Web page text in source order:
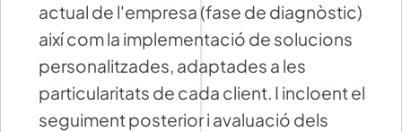
actual de l'empresa (fase de diagnòstic)
així com la implementació de solucions
personalitzades, adaptades a les
particularitats de cada client. I incloent el
seguiment posterior i avaluació dels